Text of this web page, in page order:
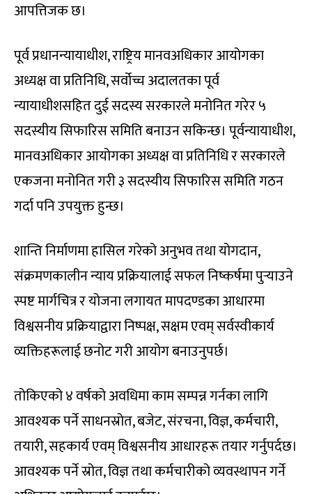
आपत्तिजक छ।
पूर्व प्रधानन्यायाधीश, राष्ट्रिय मानवअधिकार आयोगका
अध्यक्ष वा प्रतिनिधि, सर्वोच्च अदालतका पूर्व
न्यायाधीशसहित दुई सदस्य सरकारले मनोनित गरेर ५
सदस्यीय सिफारिस समिति बनाउन सकिन्छ। पूर्वन्यायाधीश,
मानवअधिकार आयोगका अध्यक्ष वा प्रतिनिधि र सरकारले
एकजना मनोनित गरी ३ सदस्यीय सिफारिस समिति गठन
गर्दा पनि उपयुक्त हुन्छ।
शान्ति निर्माणमा हासिल गरेको अनुभव तथा योगदान,
संक्रमणकालीन न्याय प्रक्रियालाई सफल निष्कर्षमा पुर्‍याउने
स्पष्ट मार्गचित्र र योजना लगायत मापदण्डका आधारमा
विश्वसनीय प्रक्रियाद्वारा निष्पक्ष, सक्षम एवम् सर्वस्वीकार्य
व्यक्तिहरूलाई छनोट गरी आयोग बनाउनुपर्छ।
तोकिएको ४ वर्षको अवधिमा काम सम्पन्न गर्नका लागि
आवश्यक पर्ने साधनस्रोत, बजेट, संरचना, विज्ञ, कर्मचारी,
तयारी, सहकार्य एवम् विश्वसनीय आधारहरू तयार गर्नुपर्दछ।
आवश्यक पर्ने स्रोत, विज्ञ तथा कर्मचारीको व्यवस्थापन गर्ने